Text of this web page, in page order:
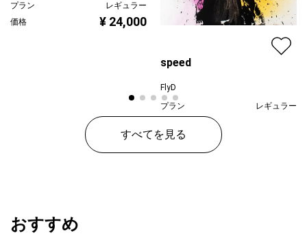
プラン
レギュラー
価格
¥ 24,000
speed
FlyD
プラン
レギュラー
すべてを見る
おすすめ